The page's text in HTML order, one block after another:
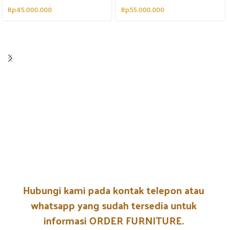
Rp45.000.000 Rp55.000.000
Hubungi kami pada kontak telepon atau
whatsapp yang sudah tersedia untuk
informasi ORDER FURNITURE.